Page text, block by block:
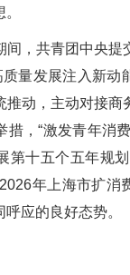
，共青团中央提
质量发展注入新动
推动，主动对接商
措，“激发青年消
第十五个五年规
年上海市扩消
应的良好态势。